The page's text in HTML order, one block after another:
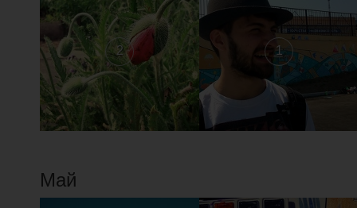
2 1
Май